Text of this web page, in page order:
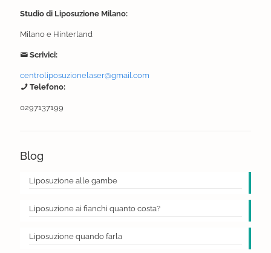
Studio di Liposuzione Milano:
Milano e Hinterland
Scrivici:
centroliposuzionelaser@gmail.com
Telefono:
0297137199
Blog
Liposuzione alle gambe
Liposuzione ai fianchi quanto costa?
Liposuzione quando farla